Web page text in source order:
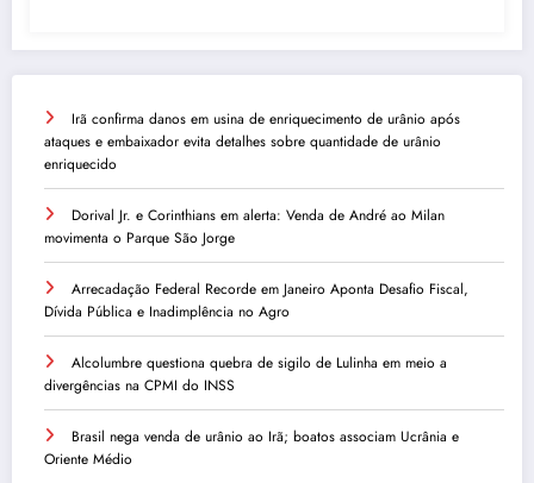
Irã confirma danos em usina de enriquecimento de urânio após
ataques e embaixador evita detalhes sobre quantidade de urânio
enriquecido
Dorival Jr. e Corinthians em alerta: Venda de André ao Milan
movimenta o Parque São Jorge
Arrecadação Federal Recorde em Janeiro Aponta Desafio Fiscal,
Dívida Pública e Inadimplência no Agro
Alcolumbre questiona quebra de sigilo de Lulinha em meio a
divergências na CPMI do INSS
Brasil nega venda de urânio ao Irã; boatos associam Ucrânia e
Oriente Médio